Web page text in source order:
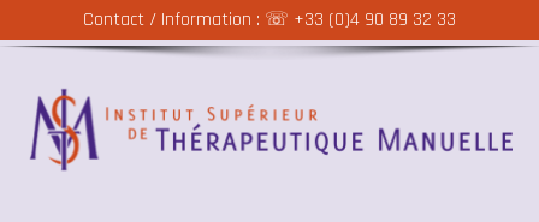
Contact / Information : ☏ +33 (0)4 90 89 32 33